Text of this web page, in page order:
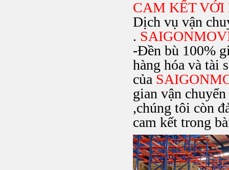
CAM KẾT
Dịch vụ vận
.
-Đền bù 100%
hàng hóa và tài
của
gian vận
,chúng tôi còn
cam kết trong